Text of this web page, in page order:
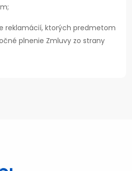
reklamácií, ktorých predmetom
plnenie Zmluvy zo strany